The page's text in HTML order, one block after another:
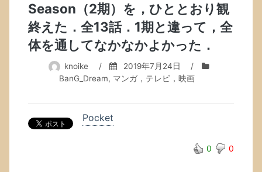
Season（2期）を，ひととおり観
終えた．全13話．1期と違って，全
体を通してなかなかよかった．
knoike / 2019年7月24日
/
BanG_Dream, マンガ，テレビ，映画
Pocket
0 0